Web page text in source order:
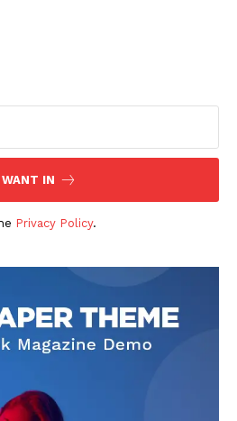
WANT IN
Privacy Policy.